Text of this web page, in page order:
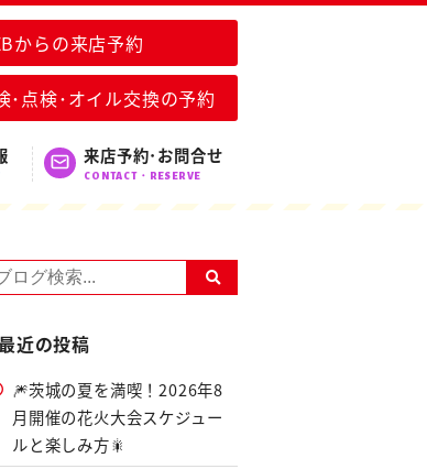
からの来店予約
･点検･オイル交換の予約
来店予約･お問合せ
CONTACT・RESERVE
近の投稿
🎆茨城の夏を満喫！2026年8
月開催の花火大会スケジュー
ルと楽しみ方🎇